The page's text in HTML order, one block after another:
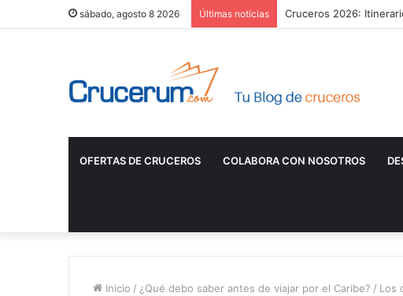
sábado, agosto 8 2026 Últimas notícias Cruceros 2026:
OFERTAS DE CRUCEROS COLABORA CON NOSOTROS
Inicio / ¿Qué debo saber antes de viajar por el Caribe? / Los